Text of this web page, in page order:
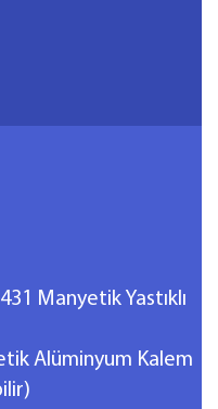
Manyetik Yastıklı
Alüminyum Kalem